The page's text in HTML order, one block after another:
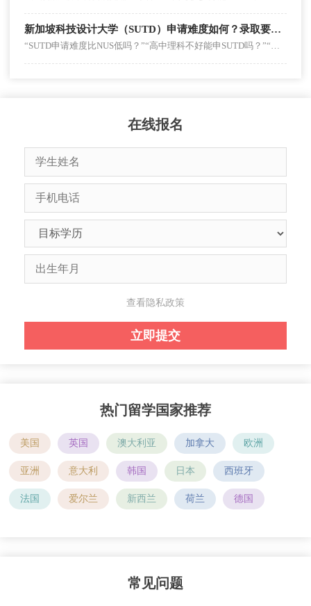
新加坡科技设计大学（SUTD）申请难度如何？录取要点解析
“SUTD申请难度比NUS低吗？”“高中理科不好能申SUTD吗？”“跨专业申SUTD硕士有机会吗？”新加坡科技设计大学（SUTD）作为新加坡公立大学中以“科技+设计”为核心的特色院校，因精准的人才培养定位备受理工科申请者关注，但独特的办学模式让不少人对其申请难度认知模煳。其实SUTD申请难度处于新加坡公立大学中等水平，低于NUS、NTU但高于SIT，且不同学历、专业的门槛差异显着。
在线报名
查看隐私政策
热门留学国家推荐
美国 英国 澳大利亚 加拿大 欧洲
亚洲 意大利 韩国 日本 西班牙
法国 爱尔兰 新西兰 荷兰 德国
常见问题